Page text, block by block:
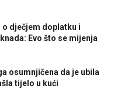
o dječjem doplatku i
Evo što se mijenja
osumnjičena da je ubila
tijelo u kući